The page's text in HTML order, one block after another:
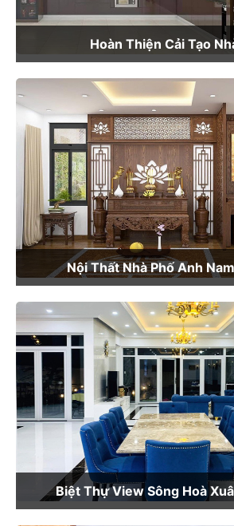
Hoàn Thiện Cải Tạo
Nội Thất Nhà Phố Anh
Biệt Thự View Sông Hoà